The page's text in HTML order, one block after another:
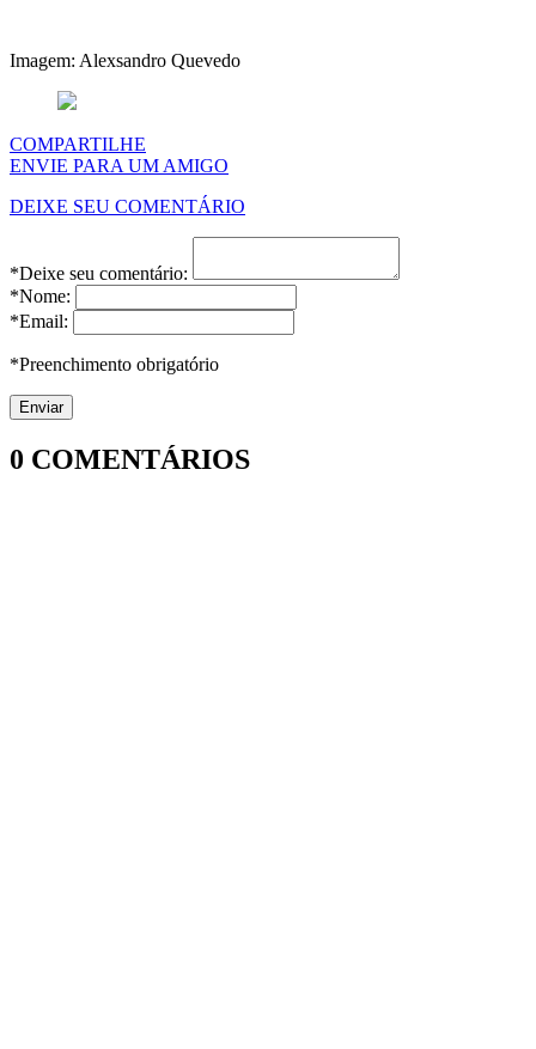
Imagem: Alexsandro Quevedo
COMPARTILHE
ENVIE PARA UM AMIGO
DEIXE SEU COMENTÁRIO
*Deixe seu comentário:
*Nome:
*Email:
*Preenchimento obrigatório
0 COMENTÁRIOS